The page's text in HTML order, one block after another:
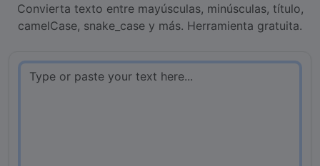
Convierta texto entre mayúsculas, minúsculas, título,
camelCase, snake_case y más. Herramienta gratuita.